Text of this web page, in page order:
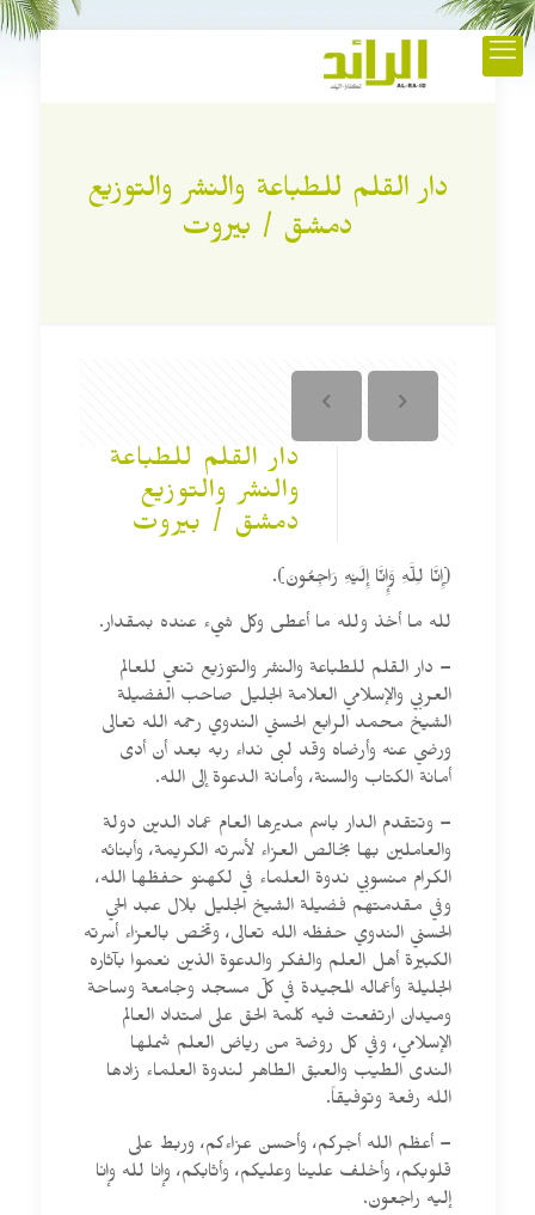
دار القلم للطباعة والنشر والتوزيع
دمشق / بيروت
دار القلم للطباعة
والنشر والتوزيع
دمشق / بيروت
(إِنَّا لِلَّهِ وَإِنَّا إِلَيْهِ رَاجِعُونَ).
لله ما أخذ ولله ما أعطى وكل شيء عنده بمقدار.
– دار القلم للطباعة والنشر والتوزيع تنعي للعالم
العربي والإسلامي العلامة الجليل صاحب الفضيلة
الشيخ محمد الرابع الحسني الندوي رحمه الله تعالى
ورضي عنه وأرضاه وقد لبى نداء ربه بعد أن أدى
أمانة الكتاب والسنة، وأمانة الدعوة إلى الله.
– وتتقدم الدار باسم مديرها العام عماد الدين دولة
والعاملين بها بخالص العزاء لأسرته الكريمة، وأبنائه
الكرام منسوبي ندوة العلماء في لكهنو حفظها الله،
وفي مقدمتهم فضيلة الشيخ الجليل بلال عبد الحي
الحسني الندوي حفظه الله تعالى، وتخص بالعزاء أسرته
الكبيرة أهل العلم والفكر والدعوة الذين نعموا بآثاره
الجليلة وأعماله المجيدة في كلّ مسجد وجامعة وساحة
وميدان ارتفعت فيه كلمة الحق على امتداد العالم
الإسلامي، وفي كل روضة من رياض العلم شملها
الندى الطيب والعبق الطاهر لندوة العلماء زادها
الله رفعة وتوفيقاً.
– أعظم الله أجركم، وأحسن عزاءكم، وربط على
قلوبكم، وأخلف علينا وعليكم، وأثابكم، وإنا لله وإنا
إليه راجعون.